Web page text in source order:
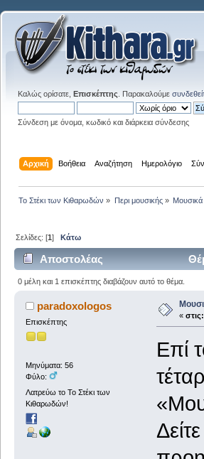
Καλώς ορίσατε, Επισκέπτης . Παρακαλούμε
Σύνδεση με όνομα, κωδικό και διάρκεια σύνδεσης
Αρχική Βοήθεια Αναζήτηση Ημερολόγιο
Το Στέκι των Κιθαρωδών » Περι μουσικής» Μουσικά
Σελίδες: [1]Κάτω
Αποστολέας
0 μέλη και 1 επισκέπτης διαβάζουν αυτό το θέμα.
paradoxologos
Επισκέπτης
Μηνύματα: 56
Φύλο:
Λατρεύω το Το Στέκι των
Κιθαρωδών!
« στις:
Επί